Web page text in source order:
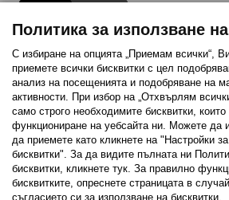
Последвайте ни:
FacebookTwitterYoutubePinterestInstagram
Политика за използване
С избиране на опцията „Приемам всички“,
приемете всички бисквитки с цел
анализ на посещенията и подобряване на
активности. При избор на „Отхвърлям
само строго необходимитe бисквитки,
функциониране на уебсайта ни. Можете да
да приемете като кликнете на "Настройки
бисквитки". За да видите пълната ни
бисквитки, кликнете тук. За правилно
бисквитките, опреснете страницата в
съгласието си за използване на бисквитки.